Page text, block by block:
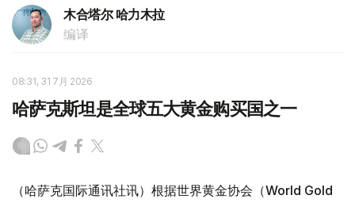
木合塔尔 哈力木拉
编译
08:31, 31 7月 2026
哈萨克斯坦是全球五大黄金购买国之一
（哈萨克国际通讯社讯）根据世界黄金协会（World Gold